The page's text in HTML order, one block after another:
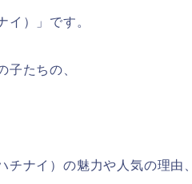
イ）」です。
子たちの、
ナイ）の魅力や人気の理由、